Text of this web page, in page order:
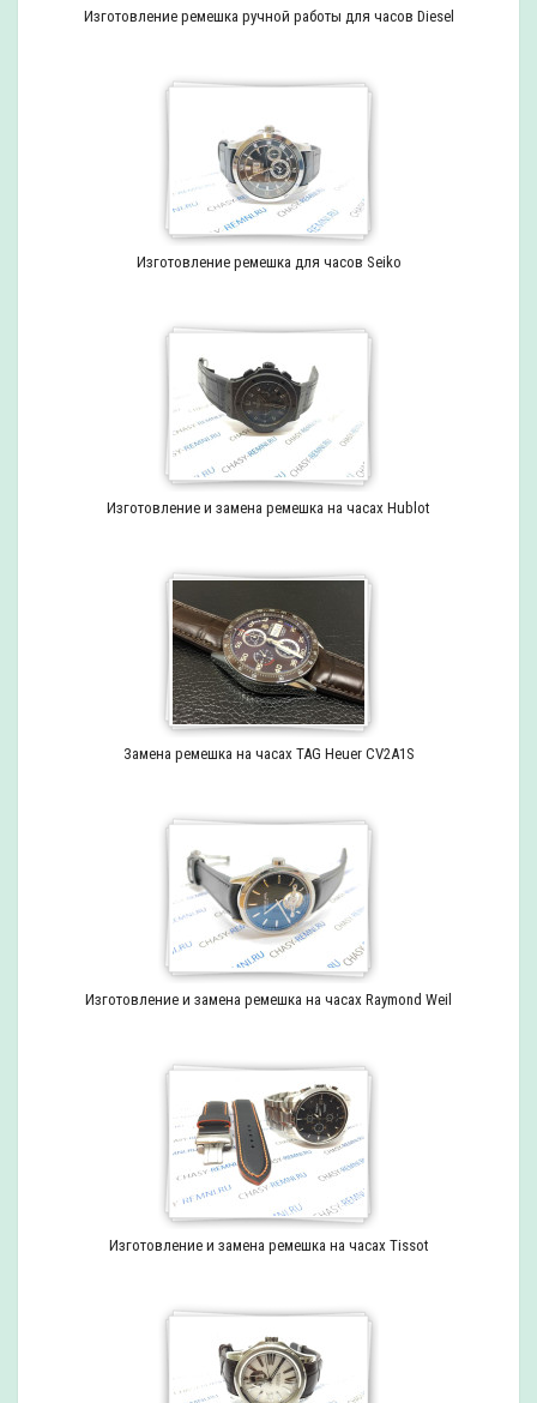
Изготовление ремешка ручной работы для часов Diesel
Изготовление ремешка для часов Seiko
Изготовление и замена ремешка на часах Hublot
Замена ремешка на часах TAG Heuer CV2A1S
Изготовление и замена ремешка на часах Raymond Weil
Изготовление и замена ремешка на часах Tissot